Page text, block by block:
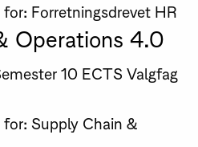
Forretningsdrevet HR
Operations 4.0
10 ECTS Valgfag
for: Supply Chain &